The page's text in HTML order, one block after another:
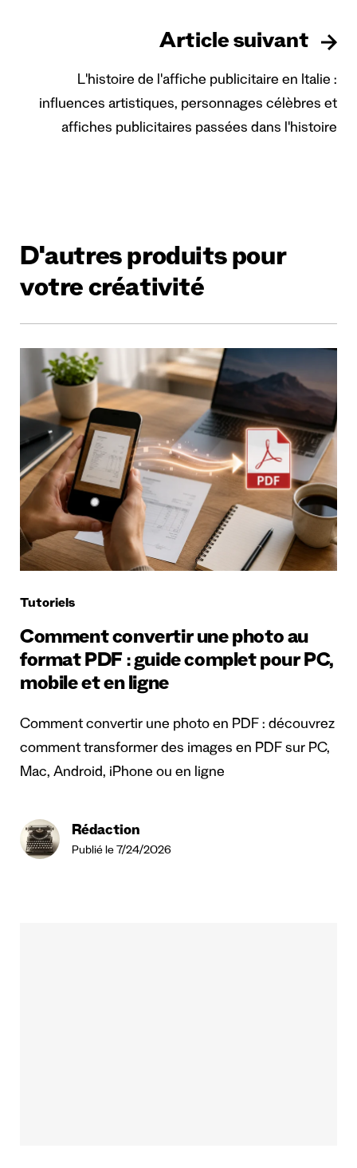
Article suivant
L'histoire de l'affiche publicitaire en Italie :
influences artistiques, personnages célèbres et
affiches publicitaires passées dans l'histoire
D'autres produits pour
votre créativité
Tutoriels
Comment convertir une photo au
format PDF : guide complet pour PC,
mobile et en ligne
Comment convertir une photo en PDF : découvrez
comment transformer des images en PDF sur PC,
Mac, Android, iPhone ou en ligne
Rédaction
Publié le 7/24/2026